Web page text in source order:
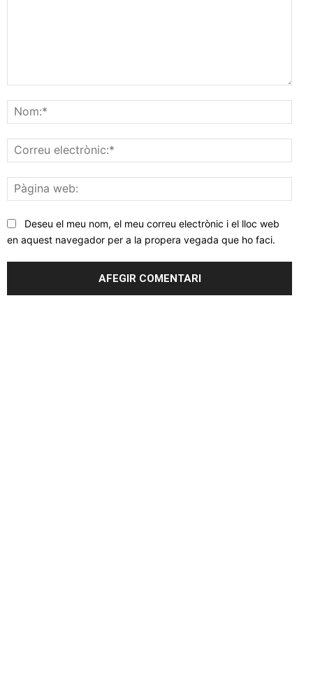
web:
Deseu el meu nom, el meu correu electrònic i el lloc web
en aquest navegador per a la propera vegada que ho faci.